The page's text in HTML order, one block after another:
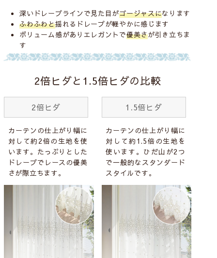
深いドレープラインで見た目がゴージャスになります
ふわふわと揺れるドレープが軽やかに感じます
ボリューム感がありエレガントで優美さが引き立ちま
す
2倍ヒダと1.5倍ヒダの比較
2倍ヒダ
カーテンの仕上がり幅に
対して約2倍の生地を使
います。たっぷりとした
ドレープでレースの優美
さが際立ちます。
1.5倍ヒダ
カーテンの仕上がり幅に
対して約1.5倍の生地を
使います。ひだ山が2つ
で一般的なスタンダード
スタイルです。